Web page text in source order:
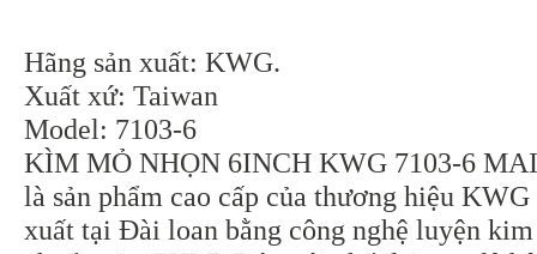
Hãng sản xuất: KWG.
Xuất xứ: Taiwan
Model: 7103-6
KÌM MỎ NHỌN 6INCH KWG 7103-6
là sản phẩm cao cấp của thương hiệu
xuất tại Đài loan bằng công nghệ luyện